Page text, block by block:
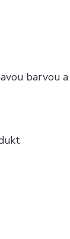
barvou a